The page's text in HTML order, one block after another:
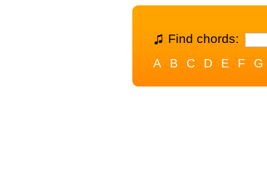
Find chords:
A B C D E F G